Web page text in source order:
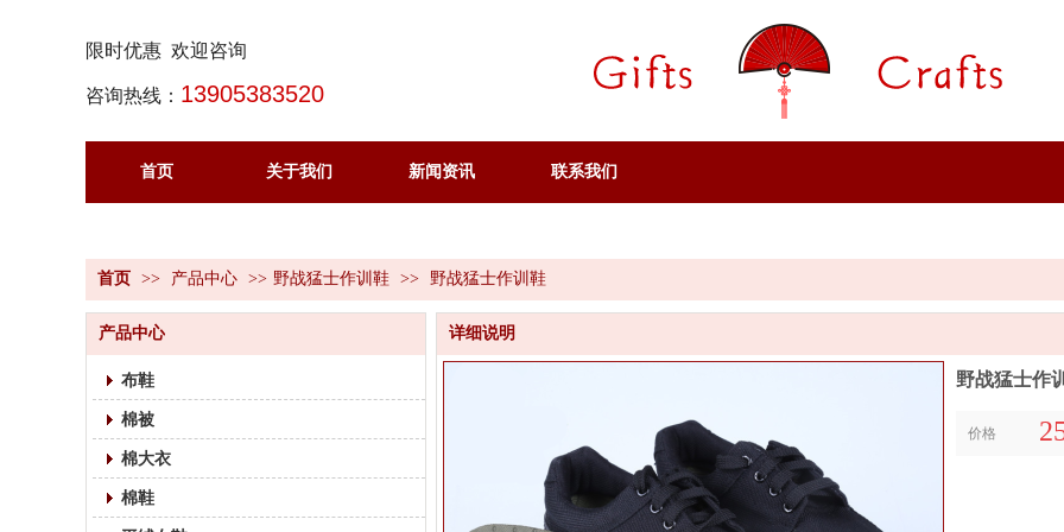
限时优惠 欢迎咨询
咨询热线： 13905383520
首页 关于我们 新闻资讯 联系我们
首页 >> 产品中心 >> 野战猛士作训鞋 >> 野战猛士作训鞋
产品中心
布鞋
棉被
棉大衣
棉鞋
详细说明
野战猛士作
价格